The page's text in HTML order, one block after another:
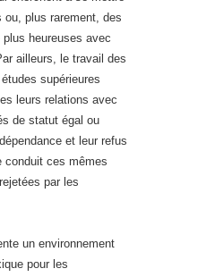
plus rarement, des
heureuses avec
ailleurs, le travail des
supérieures
leurs relations avec
de statut égal ou
et leur refus
conduit ces mêmes
par les
un environnement
pour les